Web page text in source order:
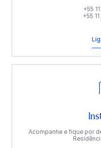
+55
+55
Acompanhe e fique por